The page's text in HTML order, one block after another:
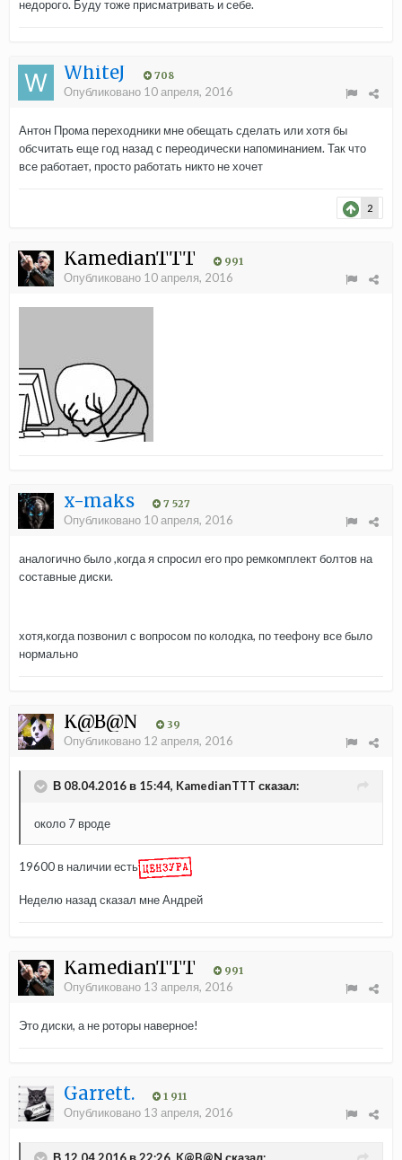
недорого. Буду тоже присматривать и себе.
WhiteJ 708
Опубликовано 10 апреля, 2016
Антон Прома переходники мне обещать сделать или хотя бы
обсчитать еще год назад с переодически напоминанием. Так что
все работает, просто работать никто не хочет
2
KamedianTTT 991
Опубликовано 10 апреля, 2016
x-maks 7 527
Опубликовано 10 апреля, 2016
аналогично было ,когда я спросил его про ремкомплект болтов на
составные диски.
хотя,когда позвонил с вопросом по колодка, по теефону все было
нормально
K@B@N 39
Опубликовано 12 апреля, 2016
В 08.04.2016 в 15:44, KamedianTTT сказал:
около 7 вроде
19600 в наличии есть
Неделю назад сказал мне Андрей
KamedianTTT 991
Опубликовано 13 апреля, 2016
Это диски, а не роторы наверное!
Garrett. 1 911
Опубликовано 13 апреля, 2016